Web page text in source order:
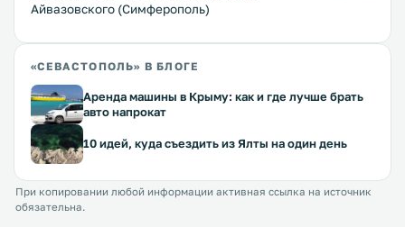
Айвазовского (Симферополь)
«СЕВАСТОПОЛЬ» В БЛОГЕ
Аренда машины в Крыму: как и где лучше брать
авто напрокат
10 идей, куда съездить из Ялты на один день
При копировании любой информации активная ссылка на источник
обязательна.